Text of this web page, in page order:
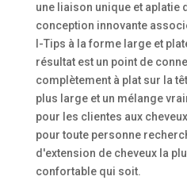
une liaison unique et aplatie
conception innovante
I-Tips à la forme large et
résultat est un point de
complètement à plat sur la
plus large et un mélange
pour les clientes aux
pour toute personne
d'extension de cheveux la
confortable qui soit.